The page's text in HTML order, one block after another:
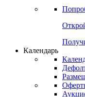
Календарь